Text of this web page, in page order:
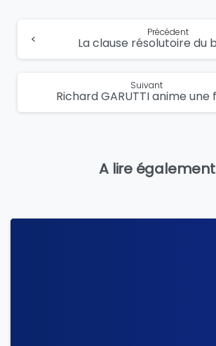
la
Précédent
Suivant
A lire également